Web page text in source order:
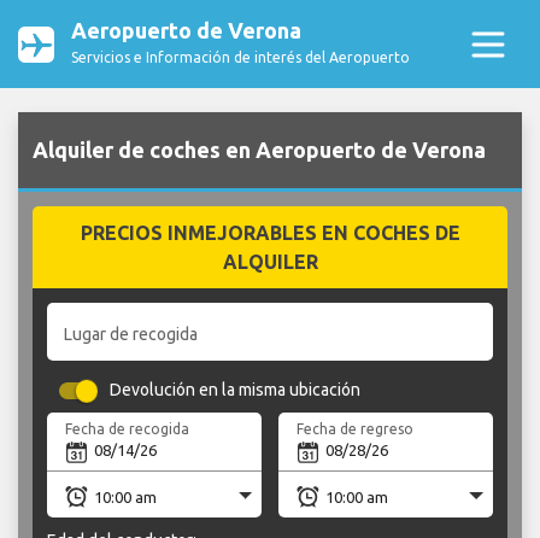
Aeropuerto de Verona
Servicios e Información de interés del Aeropuerto
Alquiler de coches en Aeropuerto de Verona
PRECIOS INMEJORABLES EN COCHES DE
ALQUILER
Lugar de recogida
Devolución en la misma ubicación
Fecha de recogida Fecha de regreso